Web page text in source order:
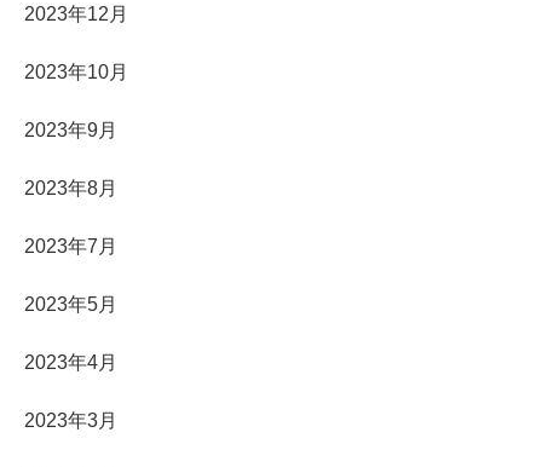
2023年12月
2023年10月
2023年9月
2023年8月
2023年7月
2023年5月
2023年4月
2023年3月